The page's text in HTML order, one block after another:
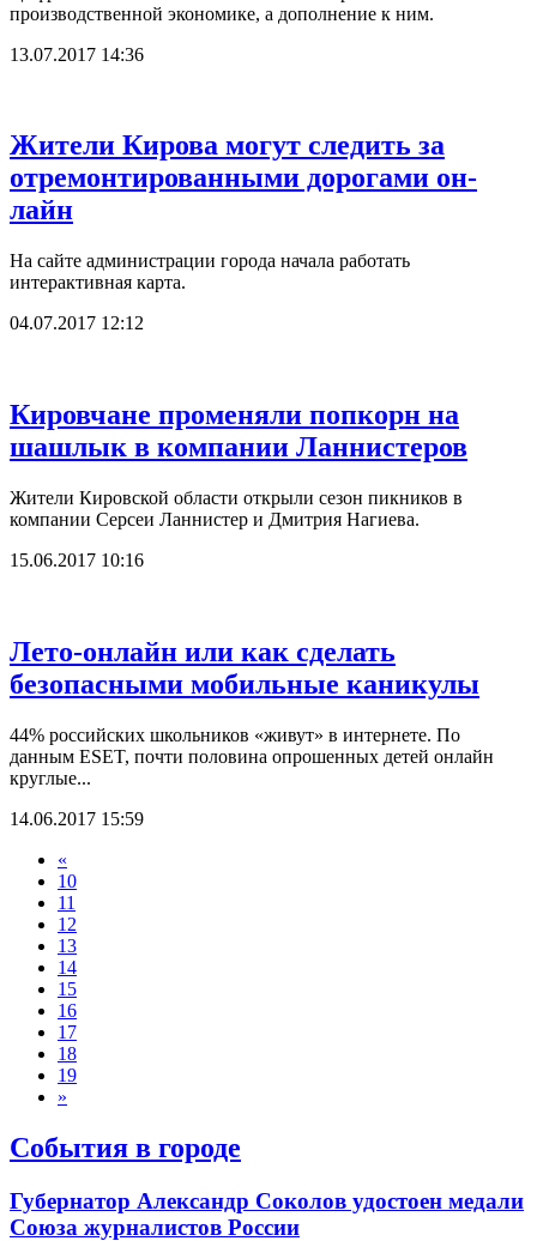
производственной экономике, а дополнение к ним.
13.07.2017 14:36
Жители Кирова могут следить за
отремонтированными дорогами он-
лайн
На сайте администрации города начала работать
интерактивная карта.
04.07.2017 12:12
Кировчане променяли попкорн на
шашлык в компании Ланнистеров
Жители Кировской области открыли сезон пикников в
компании Серсеи Ланнистер и Дмитрия Нагиева.
15.06.2017 10:16
Лето-онлайн или как сделать
безопасными мобильные каникулы
44% российских школьников «живут» в интернете. По
данным ESET, почти половина опрошенных детей онлайн
круглые...
14.06.2017 15:59
«
10
11
12
13
14
15
16
17
18
19
»
События в городе
Губернатор Александр Соколов удостоен медали
Союза журналистов России